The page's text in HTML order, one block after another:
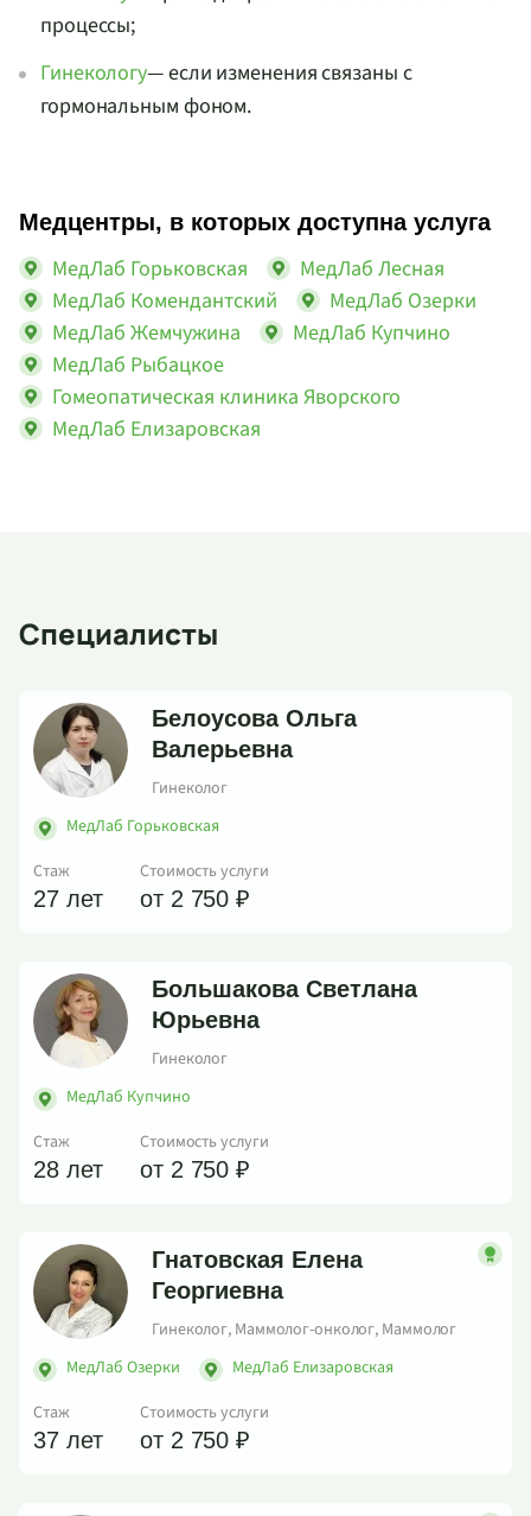
процессы;
Гинекологу— если изменения связаны с
гормональным фоном.
Медцентры, в которых доступна услуга
МедЛаб Горьковская
МедЛаб Лесная
МедЛаб Комендантский
МедЛаб Озерки
МедЛаб Жемчужина
МедЛаб Купчино
МедЛаб Рыбацкое
Гомеопатическая клиника Яворского
МедЛаб Елизаровская
Специалисты
Белоусова Ольга
Валерьевна
Гинеколог
МедЛаб Горьковская
Стаж
27 лет
Стоимость услуги
от 2 750 ₽
Большакова Светлана
Юрьевна
Гинеколог
МедЛаб Купчино
Стаж
28 лет
Стоимость услуги
от 2 750 ₽
Гнатовская Елена
Георгиевна
Гинеколог, Маммолог-онколог, Маммолог
МедЛаб Озерки
МедЛаб Елизаровская
Стаж
37 лет
Стоимость услуги
от 2 750 ₽